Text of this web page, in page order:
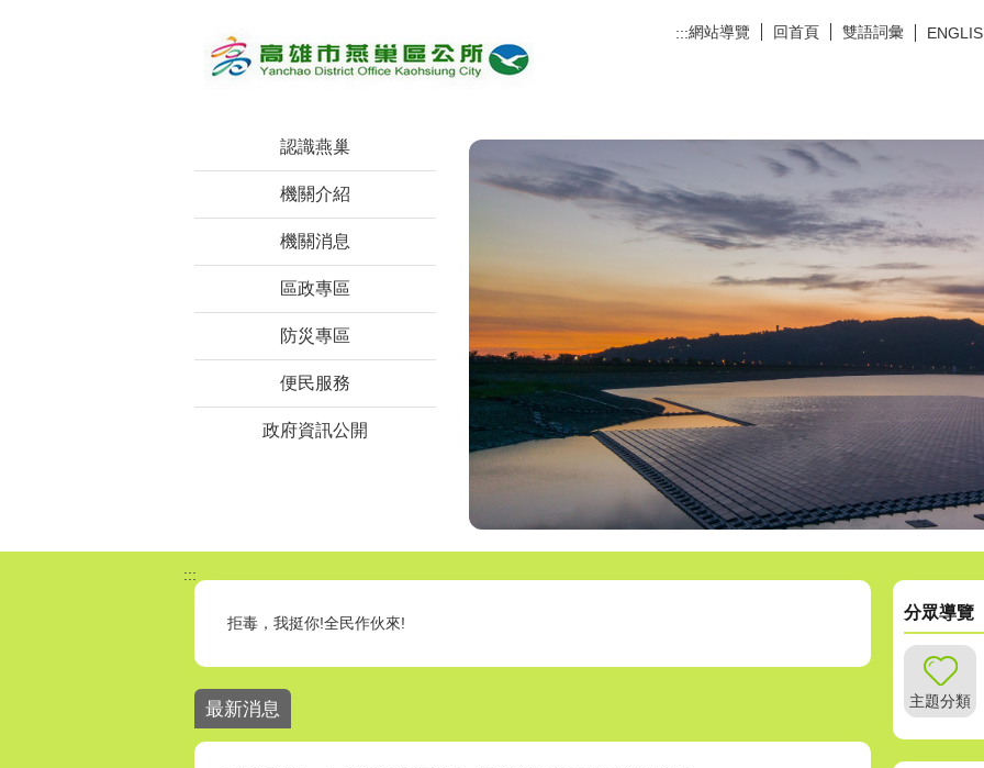
:::網站導覽 回首頁 雙語詞彙
認識燕巢
機關介紹
機關消息
區政專區
防災專區
便民服務
政府資訊公開
:::
1. 電池回收3”要” 安全又環保！、2. 點亮綠生活 生活更環保 燈管燈泡別亂丟！、3. 氣瓶噴空空 回收好輕鬆。
燕巢區公所各課室分機號碼請至【機關介紹】-【課室職掌及電話】查詢
汛期間本所備有沙包領用，若有需要的民眾請善加利用。
最新消息
分眾導覽
主題分類